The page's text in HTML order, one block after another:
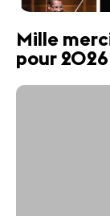
Mille
pour 2026